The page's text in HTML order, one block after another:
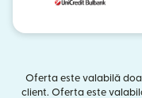
Oferta este valabilă
client. Oferta este